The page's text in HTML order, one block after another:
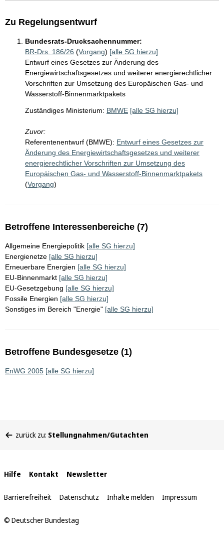
Zu Regelungsentwurf
Bundesrats-Drucksachennummer:
BR-Drs. 186/26 (Vorgang) [alle SG hierzu]
Entwurf eines Gesetzes zur Änderung des
Energiewirtschaftsgesetzes und weiterer energierechtlicher
Vorschriften zur Umsetzung des Europäischen Gas- und
Wasserstoff-Binnenmarktpakets
Zuständiges Ministerium: BMWE [alle SG hierzu]
Zuvor:
Referentenentwurf (BMWE): Entwurf eines Gesetzes zur
Änderung des Energiewirtschaftsgesetzes und weiterer
energierechtlicher Vorschriften zur Umsetzung des
Europäischen Gas- und Wasserstoff-Binnenmarktpakets
(Vorgang)
Betroffene Interessenbereiche (7)
Allgemeine Energiepolitik [alle SG hierzu]
Energienetze [alle SG hierzu]
Erneuerbare Energien [alle SG hierzu]
EU-Binnenmarkt [alle SG hierzu]
EU-Gesetzgebung [alle SG hierzu]
Fossile Energien [alle SG hierzu]
Sonstiges im Bereich "Energie" [alle SG hierzu]
Betroffene Bundesgesetze (1)
EnWG 2005 [alle SG hierzu]
befinden
zurück zu: Stellungnahmen/Gutachten
Interne
Links
Hilfe Kontakt Newsletter
Barrierefreiheit Datenschutz Inhalte melden Impressum
© Deutscher Bundestag